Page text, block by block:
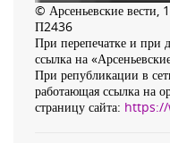
© Арсеньевские
П2436
При перепечатке и при
ссылка на
При републикации в
работающая ссылка на
страницу сайта: